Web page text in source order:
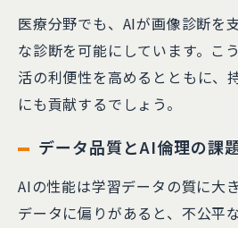
医療分野でも、AIが画像診断を
な診断を可能にしています。こ
活の利便性を高めるとともに、
にも貢献するでしょう。
データ品質とAI倫理の課
AIの性能は学習データの質に大
データに偏りがあると、不公平